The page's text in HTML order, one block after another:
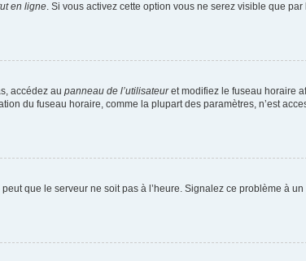
en ligne. Si vous activez cette option vous ne serez visible que par
accédez au panneau de l’utilisateuret modifiez le fuseau horaire
du fuseau horaire, comme la plupart des paramètres, n’est
que le serveur ne soit pas à l’heure. Signalez ce problème à un